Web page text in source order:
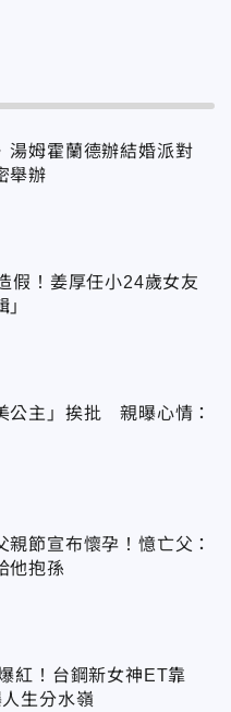
湯姆霍蘭德辦結婚派對
舉辦
假！姜厚任小24歲女友
公主」挨批 親曝心情：
親節宣布懷孕！憶亡父：
他抱孫
紅！台鋼新女神ET靠
生分水嶺